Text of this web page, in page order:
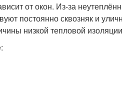
от окон. Из-за
постоянно сквозняк и
низкой тепловой